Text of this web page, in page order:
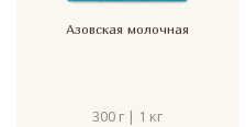
Азовская молочная
300 г | 1 кг